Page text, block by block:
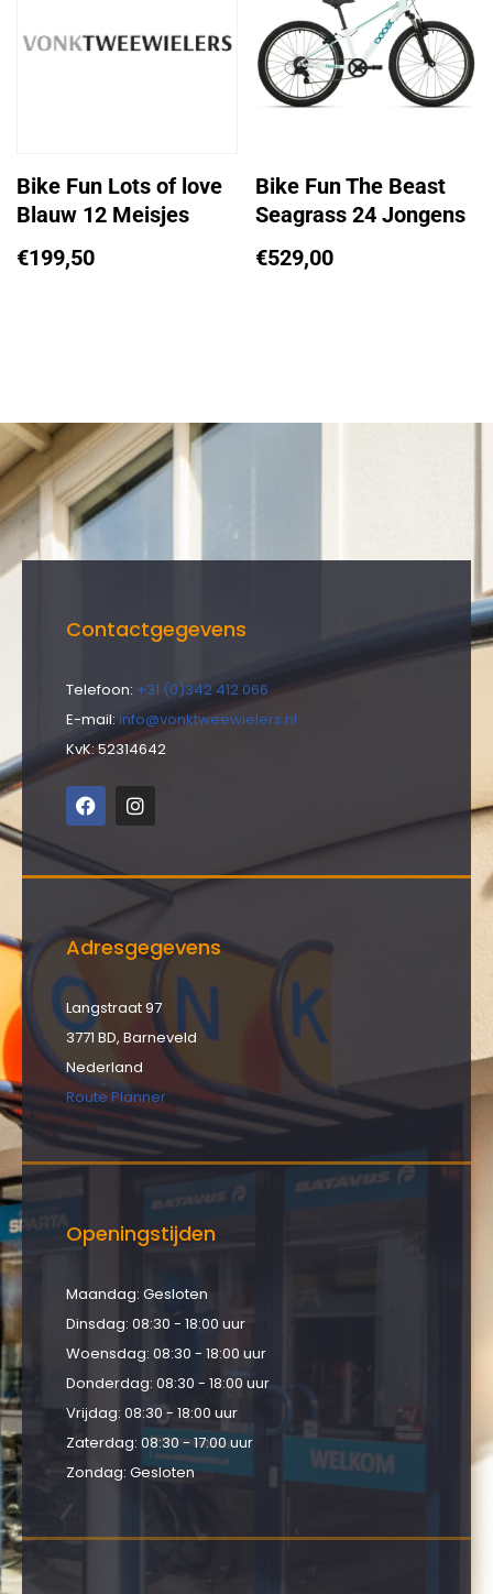
Bike Fun Lots of love
Blauw 12 Meisjes
€199,50
Bike Fun The Beast
Seagrass 24 Jongens
€529,00
Contactgegevens
Telefoon: +31 (0)342 412 066
E-mail: info@vonktweewielers.nl
KvK: 52314642
Adresgegevens
Langstraat 97
3771 BD, Barneveld
Nederland
Route Planner
Openingstijden
Maandag: Gesloten
Dinsdag: 08:30 - 18:00 uur
Woensdag: 08:30 - 18:00 uur
Donderdag: 08:30 - 18:00 uur
Vrijdag: 08:30 - 18:00 uur
Zaterdag: 08:30 - 17:00 uur
Zondag: Gesloten